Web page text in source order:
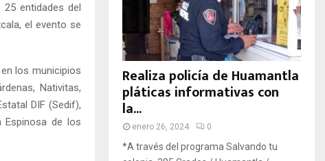
entidades del
el evento se
los municipios
Nativitas,
DIF (Sedif),
Espinosa de los
Realiza policía de Huamantla
pláticas informativas con
la...
enero 26, 2024 0
*A través del programa Salvando tu